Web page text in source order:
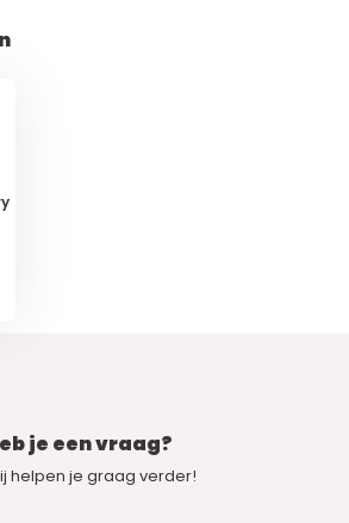
je een vraag?
helpen je graag verder!